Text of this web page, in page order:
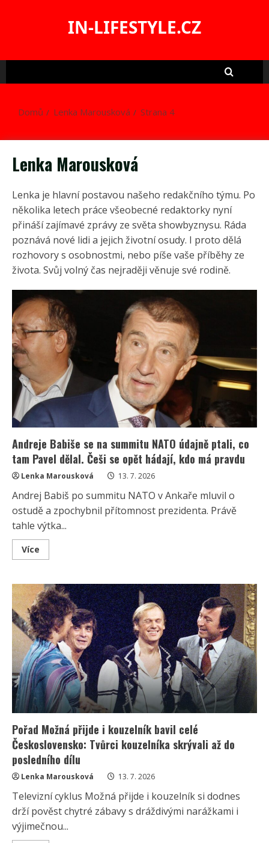
IN-LIFESTYLE.CZ
Domů Lenka Marousková Strana 4
Lenka Marousková
Lenka je hlavní postavou našeho redakčního týmu. Po
několika letech práce všeobecné redaktorky nyní
přináší zajímavé zprávy ze světa showbyznysu. Ráda
poznává nové lidi a jejich životní osudy. I proto dělá
rozhovory s osobnostmi, nebo píše vaše příběhy ze
života. Svůj volný čas nejraději věnuje své rodině.
Andreje Babiše se na summitu NATO údajně ptali, co
tam Pavel dělal. Češi se opět hádají, kdo má pravdu
Lenka Marousková 13. 7. 2026
Andrej Babiš po summitu NATO v Ankaře mluvil o
ostudě a zpochybnil přítomnost prezidenta. Právě
tahle výtka...
Více
more
Babiše
se
na
summitu
NATO
údajně
ptali,
co
tam
Pavel
dělal.
Češi
se
opět
hádají,
kdo
pravdu
Pořad Možná přijde i kouzelník bavil celé
Československo: Tvůrci kouzelníka skrývali až do
posledního dílu
Lenka Marousková 13. 7. 2026
Televizní cyklus Možná přijde i kouzelník si dodnes
drží pověst chytré zábavy s dráždivými narážkami i
výjimečnou...